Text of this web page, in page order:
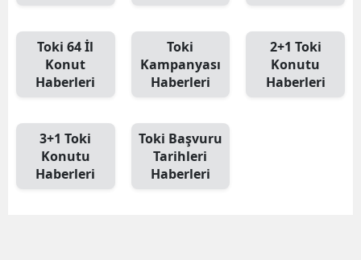
Toki 64 İl
Konut
Haberleri
Toki
Kampanyası
Haberleri
2+1 Toki
Konutu
Haberleri
3+1 Toki
Konutu
Haberleri
Toki Başvuru
Tarihleri
Haberleri